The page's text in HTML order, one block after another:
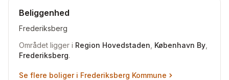
Beliggenhed
Frederiksberg
Området ligger i Region Hovedstaden København By
Frederiksberg.
Se flere boliger i Frederiksberg Kommune